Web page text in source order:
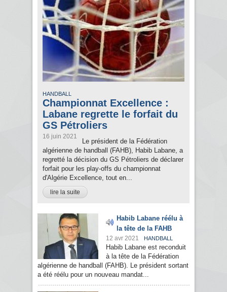
HANDBALL
Championnat Excellence :
Labane regrette le forfait du
GS Pétroliers
16 juin 2021
Le président de la Fédération
algérienne de handball (FAHB), Habib Labane, a
regretté la décision du GS Pétroliers de déclarer
forfait pour les play-offs du championnat
d'Algérie Excellence, tout en...
lire la suite
Habib Labane réélu à
la tête de la FAHB
12 avr 2021 HANDBALL
Habib Labane est reconduit
à la tête de la Fédération
algérienne de handball (FAHB). Le président sortant
a été réélu pour un nouveau mandat...